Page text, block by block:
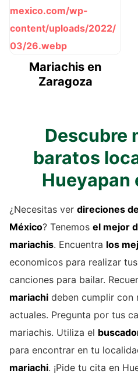
Mariachis en
Zaragoza
Descubre
baratos
Hueyapan
¿Necesitas ver direciones de
México? Tenemos el mejor
mariachis. Encuentra los
economicos para realizar
canciones para bailar.
mariachi deben cumplir con
actuales. Pregunta por tus
mariachis. Utiliza el
para encontrar en tu
mariachi. ¡Pide tu cita en